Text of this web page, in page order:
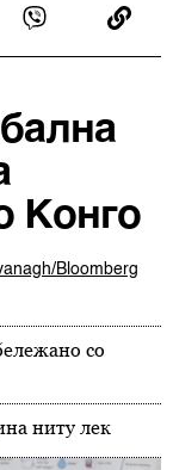
Конго
Bloomberg
со
ниту лек